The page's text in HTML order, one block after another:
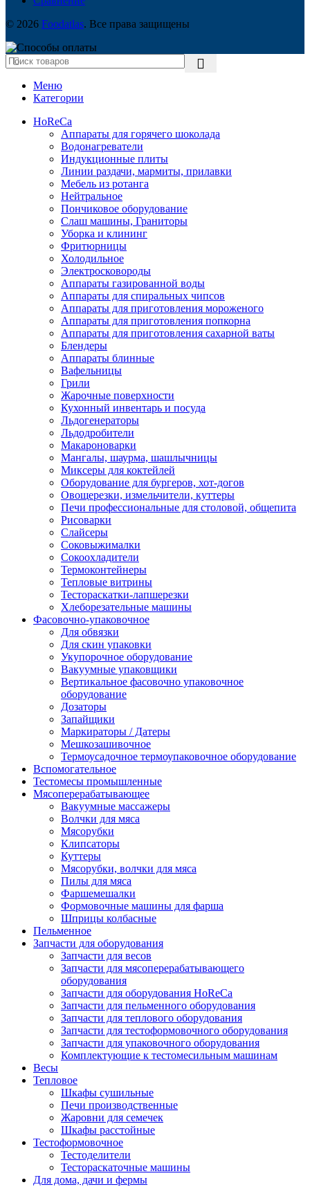
© 2026 Foodatlas. Все права защищены
Меню
Категории
HoReCa
Аппараты для горячего шоколада
Водонагреватели
Индукционные плиты
Линии раздачи, мармиты, прилавки
Мебель из ротанга
Нейтральное
Пончиковое оборудование
Слаш машины, Граниторы
Уборка и клининг
Фритюрницы
Холодильное
Электросковороды
Аппараты газированной воды
Аппараты для спиральных чипсов
Аппараты для приготовления мороженого
Аппараты для приготовления попкорна
Аппараты для приготовления сахарной ваты
Блендеры
Аппараты блинные
Вафельницы
Грили
Жарочные поверхности
Кухонный инвентарь и посуда
Льдогенераторы
Льдодробители
Макароноварки
Мангалы, шаурма, шашлычницы
Миксеры для коктейлей
Оборудование для бургеров, хот-догов
Овощерезки, измельчители, куттеры
Печи профессиональные для столовой, общепита
Рисоварки
Слайсеры
Соковыжималки
Сокоохладители
Термоконтейнеры
Тепловые витрины
Тестораскатки-лапшерезки
Хлеборезательные машины
Фасовочно-упаковочное
Для обвязки
Для скин упаковки
Укупорочное оборудование
Вакуумные упаковщики
Вертикальное фасовочно упаковочное
оборудование
Дозаторы
Запайщики
Маркираторы / Датеры
Мешкозашивочное
Термоусадочное термоупаковочное оборудование
Вспомогательное
Тестомесы промышленные
Мясоперерабатывающее
Вакуумные массажеры
Волчки для мяса
Мясорубки
Клипсаторы
Куттеры
Мясорубки, волчки для мяса
Пилы для мяса
Фаршемешалки
Формовочные машины для фарша
Шприцы колбасные
Пельменное
Запчасти для оборудования
Запчасти для весов
Запчасти для мясоперерабатывающего
оборудования
Запчасти для оборудования HoReCa
Запчасти для пельменного оборудования
Запчасти для теплового оборудования
Запчасти для тестоформовочного оборудования
Запчасти для упаковочного оборудования
Комплектующие к тестомесильным машинам
Весы
Тепловое
Шкафы сушильные
Печи производственные
Жаровни для семечек
Шкафы расстойные
Тестоформовочное
Тестоделители
Тестораскаточные машины
Для дома, дачи и фермы